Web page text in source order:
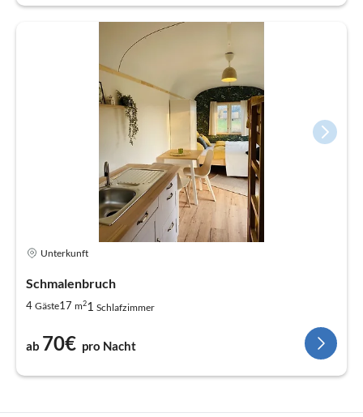
Unterkunft
Schmalenbruch
4 Gäste17 m21 Schlafzimmer
ab 70€ pro Nacht